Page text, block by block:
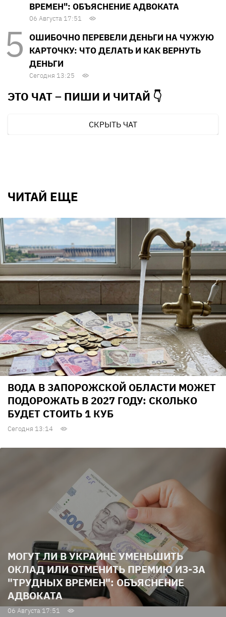
ВРЕМЕН": ОБЪЯСНЕНИЕ АДВОКАТА
06 Августа 17:51
ОШИБОЧНО ПЕРЕВЕЛИ ДЕНЬГИ НА ЧУЖУЮ
КАРТОЧКУ: ЧТО ДЕЛАТЬ И КАК ВЕРНУТЬ
ДЕНЬГИ
Сегодня 13:25
ЭТО ЧАТ – ПИШИ И ЧИТАЙ 👇
СКРЫТЬ ЧАТ
ЧИТАЙ ЕЩЕ
ВОДА В ЗАПОРОЖСКОЙ ОБЛАСТИ МОЖЕТ
ПОДОРОЖАТЬ В 2027 ГОДУ: СКОЛЬКО
БУДЕТ СТОИТЬ 1 КУБ
Сегодня 13:14
МОГУТ ЛИ В УКРАИНЕ УМЕНЬШИТЬ
ОКЛАД ИЛИ ОТМЕНИТЬ ПРЕМИЮ ИЗ-ЗА
"ТРУДНЫХ ВРЕМЕН": ОБЪЯСНЕНИЕ
АДВОКАТА
06 Августа 17:51